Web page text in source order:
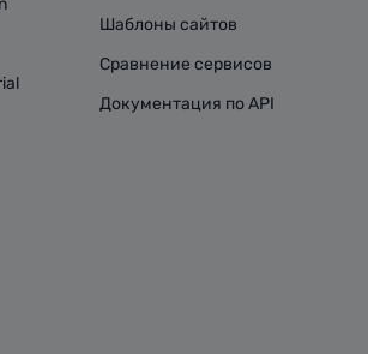
Шаблоны сайтов
Сравнение сервисов
Документация по API